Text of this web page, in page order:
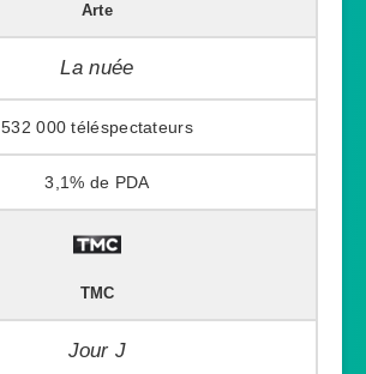
Arte
La nuée
532 000
3,1%
TMC
Jour J